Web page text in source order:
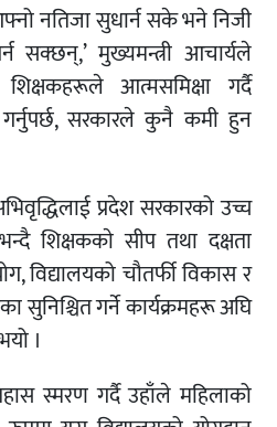
नतिजा सुधार्न सके भने निजी
सक्छन्,’ मुख्यमन्त्री आचार्यले
आत्मसमिक्षा गर्दै
गर्नुपर्छ, सरकारले कुनै कमी हुन
प्रदेश सरकारको उच्च
शिक्षककाे सीप तथा दक्षता
विद्यालयको चौतर्फी विकास र
सुनिश्चित गर्ने कार्यक्रमहरू अघि
।
स्मरण गर्दै उहाँले महिलाको